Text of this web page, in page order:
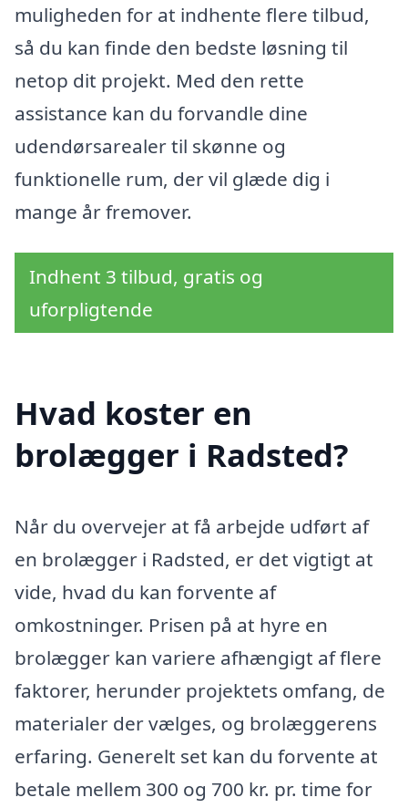
muligheden for at indhente flere tilbud,
så du kan finde den bedste løsning til
netop dit projekt. Med den rette
assistance kan du forvandle dine
udendørsarealer til skønne og
funktionelle rum, der vil glæde dig i
mange år fremover.
Indhent 3 tilbud, gratis og
uforpligtende
Hvad koster en
brolægger i Radsted?
Når du overvejer at få arbejde udført af
en brolægger i Radsted, er det vigtigt at
vide, hvad du kan forvente af
omkostninger. Prisen på at hyre en
brolægger kan variere afhængigt af flere
faktorer, herunder projektets omfang, de
materialer der vælges, og brolæggerens
erfaring. Generelt set kan du forvente at
betale mellem 300 og 700 kr. pr. time for